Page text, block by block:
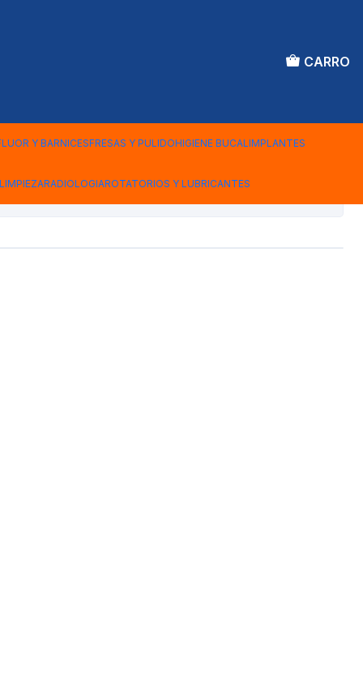
CARRO
Y BARNICESFRESAS Y PULIDOHIGIENE BUCALIMPLANTES
RADIOLOGIAROTATORIOS Y LUBRICANTES
3M